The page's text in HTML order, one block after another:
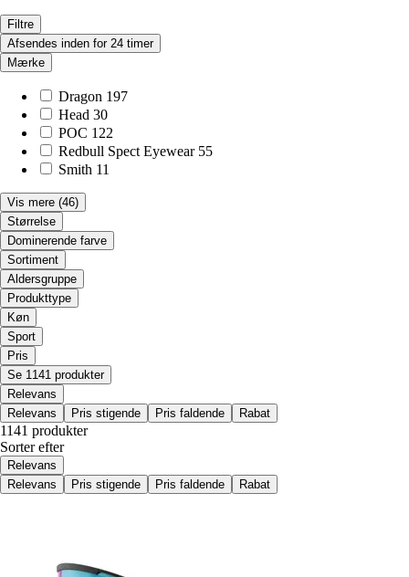
Filtre
Afsendes inden for 24 timer
Mærke
Dragon 197
Head 30
POC 122
Redbull Spect Eyewear 55
Smith 11
Vis mere (46)
Størrelse
Dominerende farve
Sortiment
Aldersgruppe
Produkttype
Køn
Sport
Pris
Se 1141 produkter
Relevans
Relevans
Pris stigende Pris faldende Rabat
1141 produkter
Sorter efter
Relevans
Relevans
Pris stigende Pris faldende Rabat